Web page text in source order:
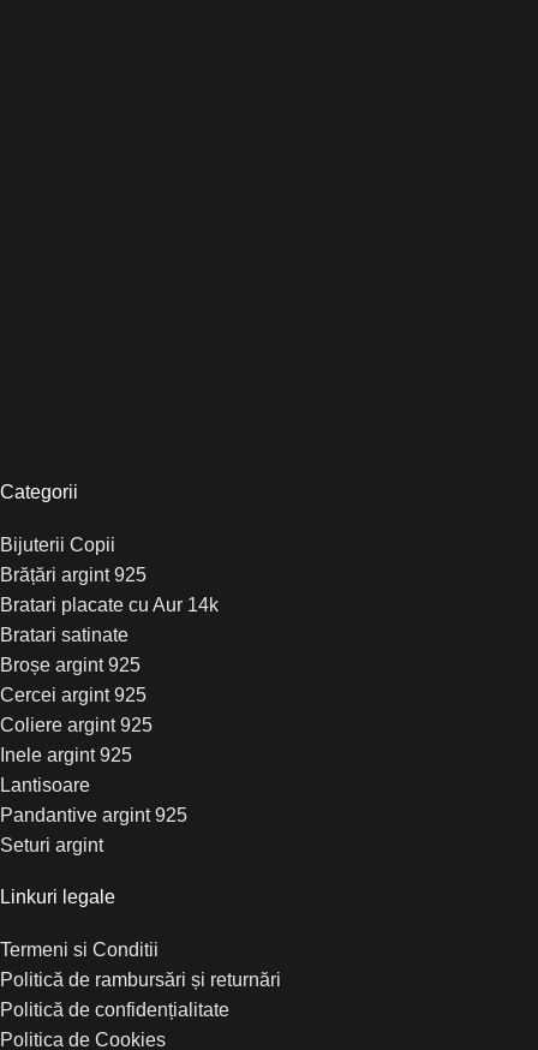
Categorii
Bijuterii Copii
Brățări argint 925
Bratari placate cu Aur 14k
Bratari satinate
Broșe argint 925
Cercei argint 925
Coliere argint 925
Inele argint 925
Lantisoare
Pandantive argint 925
Seturi argint
Linkuri legale
Termeni si Conditii
Politică de rambursări și returnări
Politică de confidențialitate
Politica de Cookies